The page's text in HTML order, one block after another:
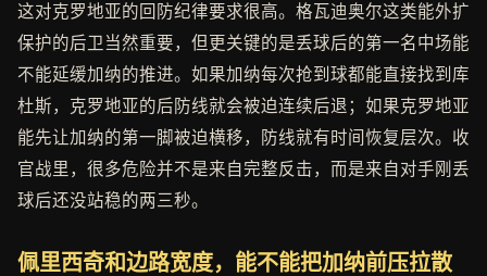
这对克罗地亚的回防纪律要求很高。格瓦迪奥尔这类能外扩
保护的后卫当然重要，但更关键的是丢球后的第一名中场能
不能延缓加纳的推进。如果加纳每次抢到球都能直接找到库
杜斯，克罗地亚的后防线就会被迫连续后退；如果克罗地亚
能先让加纳的第一脚被迫横移，防线就有时间恢复层次。收
官战里，很多危险并不是来自完整反击，而是来自对手刚丢
球后还没站稳的两三秒。
佩里西奇和边路宽度，能不能把加纳前压拉散